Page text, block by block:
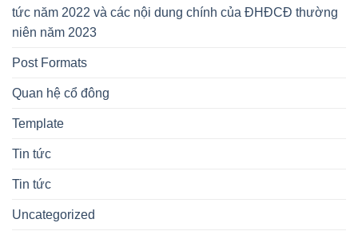
tức năm 2022 và các nội dung chính của ĐHĐCĐ thường
niên năm 2023
Post Formats
Quan hệ cổ đông
Template
Tin tức
Tin tức
Uncategorized